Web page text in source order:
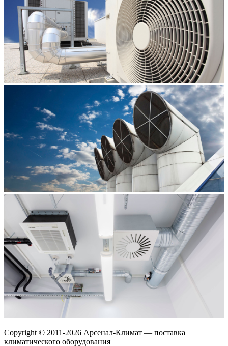
Copyright © 2011-2026 Арсенал-Климат — поставка
климатического оборудования